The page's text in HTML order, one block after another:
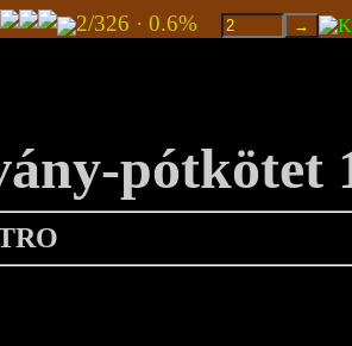
2/326 · 0.6%
pótkötet